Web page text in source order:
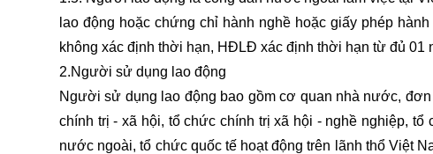
lao động hoặc chứng chỉ hành nghề hoặc giấy phép
không xác định thời hạn, HĐLĐ xác định thời hạn từ đủ
2.Người sử dụng lao động
Người sử dụng lao động bao gồm cơ quan nhà nước,
chính trị - xã hội, tổ chức chính trị xã hội - nghề nghiệp,
nước ngoài, tổ chức quốc tế hoạt động trên lãnh thổ Việt